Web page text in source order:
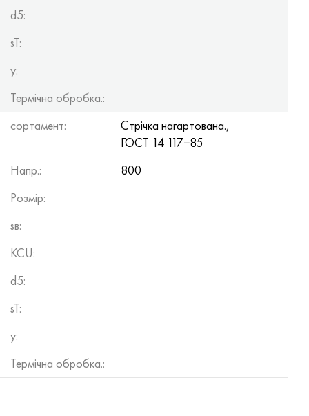
d5:
sT:
y:
Термічна обробка.:
сортамент:
Стрічка нагартована.,
ГОСТ 14 117−85
Напр.:
800
Розмір:
sв:
KCU:
d5:
sT:
y:
Термічна обробка.: